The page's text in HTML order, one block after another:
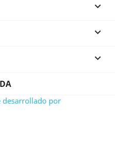



desarrollado por